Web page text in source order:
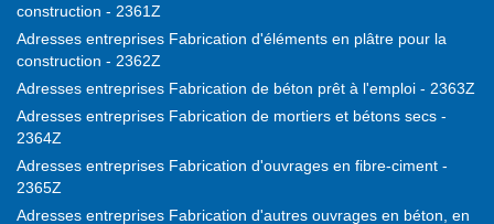
construction - 2361Z
Adresses entreprises Fabrication d'éléments en plâtre pour la
construction - 2362Z
Adresses entreprises Fabrication de béton prêt à l'emploi - 2363Z
Adresses entreprises Fabrication de mortiers et bétons secs -
2364Z
Adresses entreprises Fabrication d'ouvrages en fibre-ciment -
2365Z
Adresses entreprises Fabrication d'autres ouvrages en béton, en